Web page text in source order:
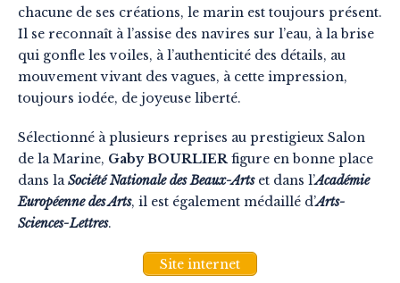
chacune de ses créations, le marin est toujours présent.
Il se reconnaît à l’assise des navires sur l’eau, à la brise
qui gonfle les voiles, à l’authenticité des détails, au
mouvement vivant des vagues, à cette impression,
toujours iodée, de joyeuse liberté.
Sélectionné à plusieurs reprises au prestigieux Salon
de la Marine, Gaby BOURLIERfigure en bonne place
dans laSociété Nationale des Beaux-Artset dans l’Académie
Européenne des Arts, il est également médaillé d’Arts-
Sciences-Lettres.
Site internet